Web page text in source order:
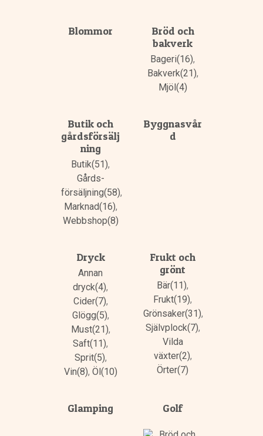
Blommor
Bröd och
bakverk
Bageri(16),
Bakverk(21),
Mjöl(4)
Butik och
gårdsförsälj
ning
Butik(51),
Gårds­
försäljning(58),
Marknad(16),
Webbshop(8)
Byggnasvår
d
Dryck
Annan
dryck(4),
Cider(7),
Glögg(5),
Must(21),
Saft(11),
Sprit(5),
Vin(8), Öl(10)
Frukt och
grönt
Bär(11),
Frukt(19),
Grönsaker(31),
Självplock(7),
Vilda
växter(2),
Örter(7)
Glamping Golf